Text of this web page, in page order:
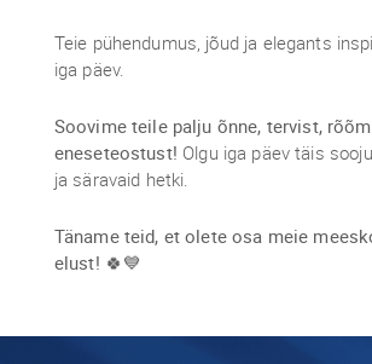
Teie pühendumus, jõud ja elegants
iga päev.
Soovime teile palju õnne, tervist,
eneseteostust! Olgu iga päev täis
ja säravaid hetki.
Täname teid, et olete osa meie
elust! 🍀💙